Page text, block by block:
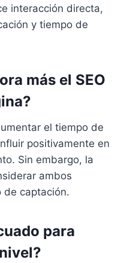
interacción directa,
y tiempo de
más el SEO
el tiempo de
positivamente en
Sin embargo, la
ambos
de captación.
para